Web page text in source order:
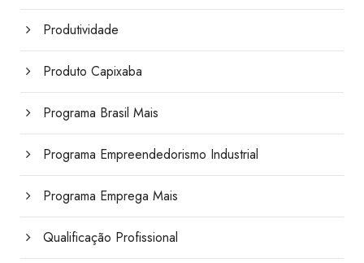
Produtividade
Produto Capixaba
Programa Brasil Mais
Programa Empreendedorismo Industrial
Programa Emprega Mais
Qualificação Profissional